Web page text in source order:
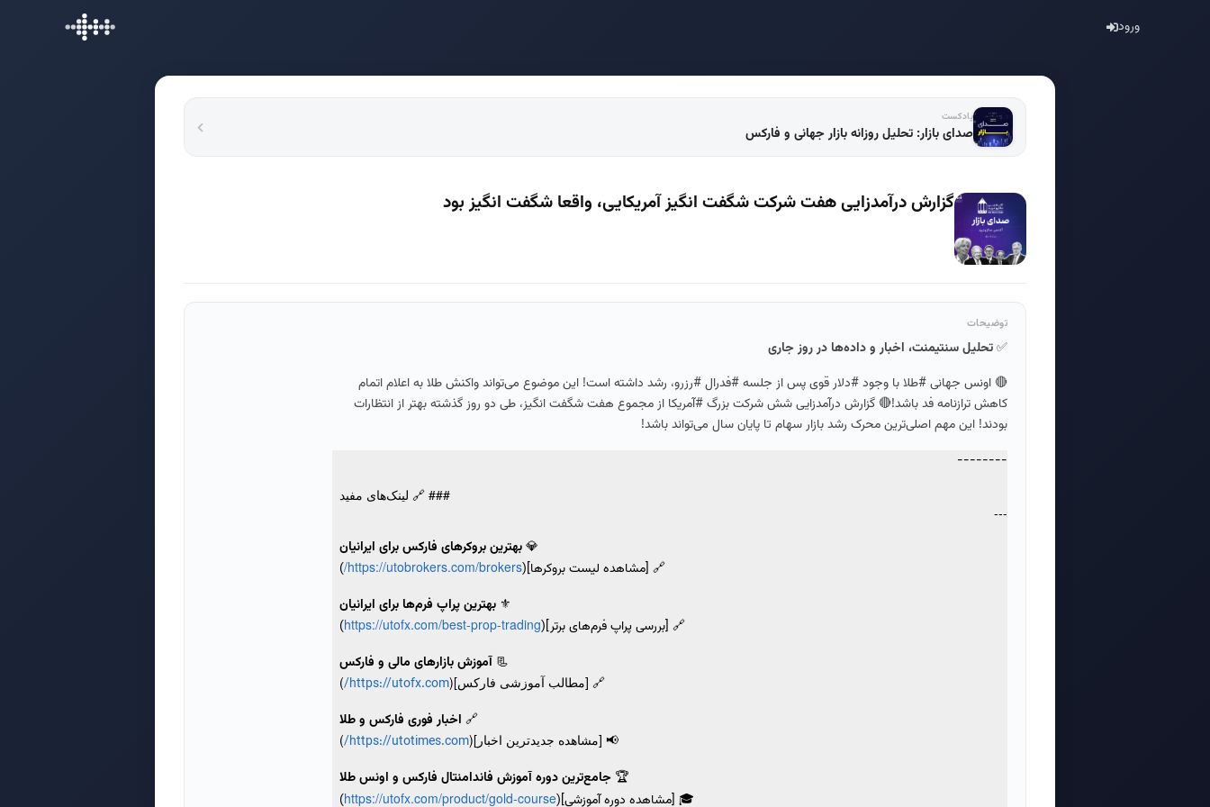
ورود
پادکست
صدای بازار: تحلیل روزانه بازار جهانی و فارکس
گزارش درآمدزایی هفت شرکت شگفت انگیز آمریکایی، واقعا شگفت انگیز بود
توضیحات
✅تحلیل سنتیمنت، اخبار و داده‌ها در روز جاری
🔴 اونس جهانی #طلا با وجود #دلار قوی پس از جلسه #فدرال #رزرو، رشد داشته است! این موضوع می‌تواند واکنش طلا به اعلام اتمام
کاهش ترازنامه فد باشد!🔴 گزارش درآمدزایی شش شرکت بزرگ #آمریکا از مجموع هفت شگفت انگیز، طی دو روز گذشته بهتر از انتظارات
بودند! این مهم اصلی‌ترین محرک رشد بازار سهام تا پایان سال می‌تواند باشد!
--------
### 🔗 لینک‌های مفید
---
💎 بهترین بروکرهای فارکس برای ایرانیان
🔗 [مشاهده لیست بروکرها](https://utobrokers.com/brokers/
)
⚜️ بهترین پراپ فرم‌ها برای ایرانیان
🔗 [بررسی پراپ فرم‌های برتر](https://utofx.com/best-prop-trading
)
📃 آموزش بازارهای مالی و فارکس
🔗 [مطالب آموزشی فارکس](https://utofx.com/
)
🔗 اخبار فوری فارکس و طلا
📢 [مشاهده جدیدترین اخبار](https://utotimes.com/
)
🏆 جامع‌ترین دوره آموزش فاندامنتال فارکس و اونس طلا
🎓 [مشاهده دوره آموزشی](https://utofx.com/product/gold-course
)